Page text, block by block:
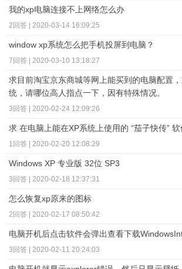
我的xp电脑连接不上网络怎么办
2回答 | 2020-03-14 16:09:25
window xp系统怎么把手机投屏到电脑？
7回答 | 2020-03-10 13:18:27
求目前淘宝京东商城等网上能买到的电脑配置
统，请哪位高人指点一下，因有特殊情况。
3回答 | 2020-02-24 12:09:26
求 在电脑上能在XP系统上使用的 “茄子快传” 软
1回答 | 2020-02-20 12:08:29
Windows XP 专业版 32位 SP3
3回答 | 2020-02-18 12:37:31
怎么恢复xp原来的图标
2回答 | 2020-02-17 08:50:42
电脑开机后点击软件会弹出查看下载
3回答 | 2020-02-11 20:24:03